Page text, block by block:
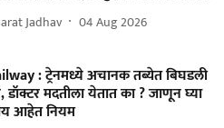
Jadhav 04 Aug 2026
: ट्रेनमध्ये अचानक तब्येत बिघडली
डॉक्टर मदतीला येतात का ? जाणून घ्या
आहेत नियम